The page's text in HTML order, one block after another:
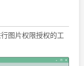
图片权限授权的工